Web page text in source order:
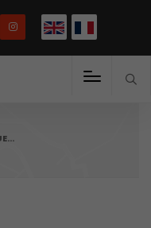
(English)